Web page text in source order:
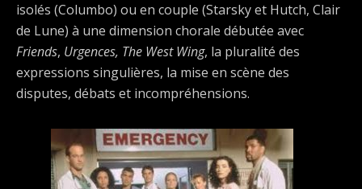
isolés (Columbo) ou en couple (Starsky et Hutch, Clair
de Lune) à une dimension chorale débutée avec
Friends, Urgences, The West Wing, la pluralité des
expressions singulières, la mise en scène des
disputes, débats et incompréhensions.